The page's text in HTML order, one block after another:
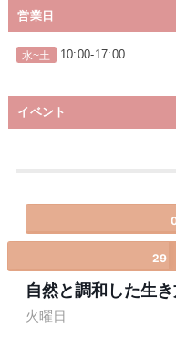
営業日
水~土 10:00-17:00
イベント
29
自然と調和した生
火曜日